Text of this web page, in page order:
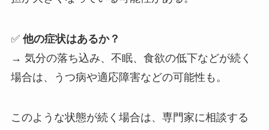
✅ 他の症状はあるか？
→ 気分の落ち込み、不眠、食欲の低下などが続く
場合は、うつ病や適応障害などの可能性も。
このような状態が続く場合は、専門家に相談する